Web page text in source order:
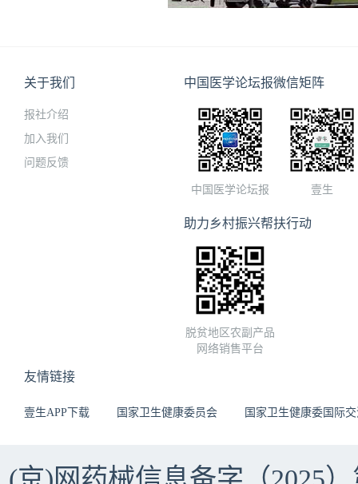
关于我们
报社介绍
加入我们
问题反馈
中国医学论坛报微信矩阵
中国医学论坛报 壹生
助力乡村振兴帮扶行动
脱贫地区农副产品
网络销售平台
友情链接
壹生APP下载 国家卫生健康委员会 国家卫生健康委国际